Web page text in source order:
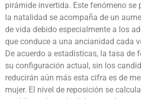
pirámide invertida. Este fenómeno se
la natalidad se acompaña de un
de vida debido especialmente a los
que conduce a una ancianidad cada
De acuerdo a estadísticas, la tasa de
su configuración actual, sin los
reducirán aún más esta cifra es de
mujer. El nivel de reposición se